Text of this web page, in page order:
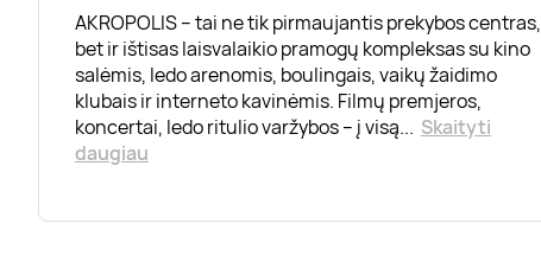
AKROPOLIS – tai ne tik pirmaujantis prekybos centras,
bet ir ištisas laisvalaikio pramogų kompleksas su kino
salėmis, ledo arenomis, boulingais, vaikų žaidimo
klubais ir interneto kavinėmis. Filmų premjeros,
koncertai, ledo ritulio varžybos – į visą... Skaityti
daugiau